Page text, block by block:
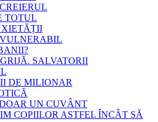
TOTUL
SALVATORII
DE MILIONAR
UN CUVÂNT
COPIILOR ASTFEL ÎNCÂT SĂ